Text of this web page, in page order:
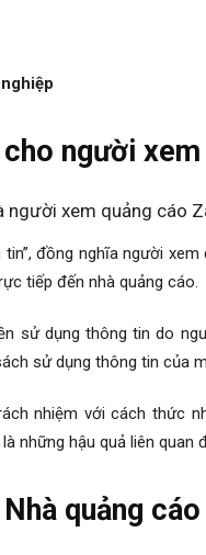
cho người
người xem quảng cáo
tin”, đồng nghĩa người
tiếp đến nhà quảng cáo.
sử dụng thông tin do
sử dụng thông tin của
nhiệm với cách thức
những hậu quả liên quan
quảng cáo